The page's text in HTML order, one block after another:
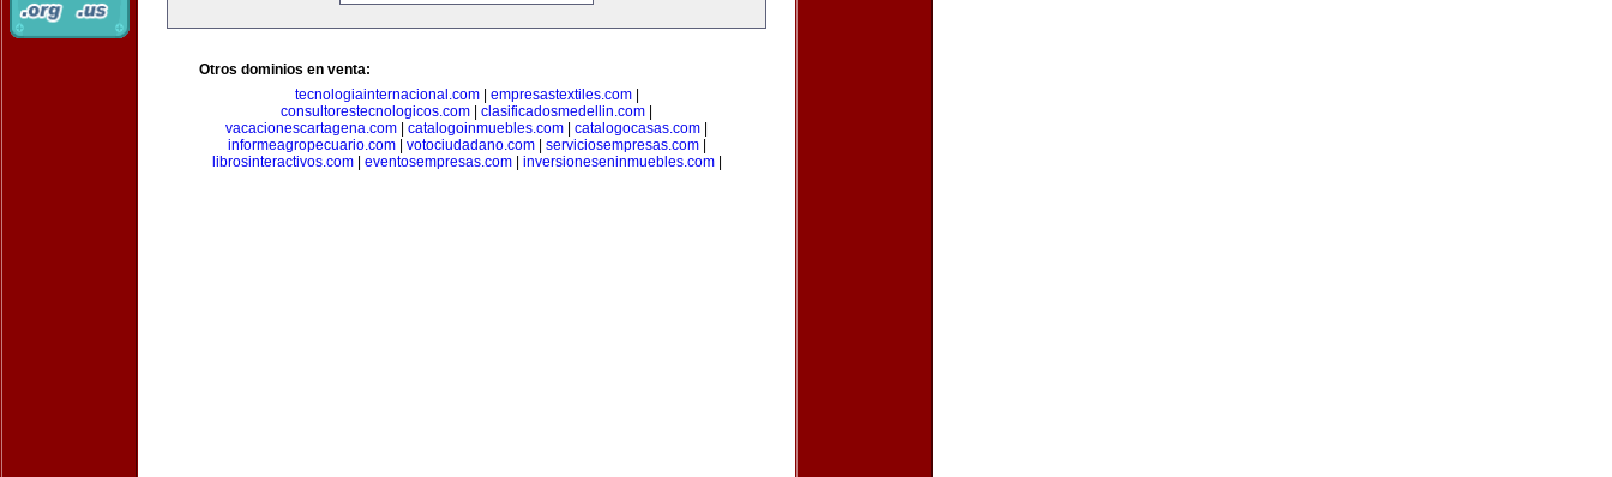
Otros dominios en venta:
tecnologiainternacional.com| empresastextiles.com|
consultorestecnologicos.com
clasificadosmedellin.com
vacacionescartagena.com
catalogoinmuebles.com catalogocasas.com
informeagropecuario.com| votociudadano.com| serviciosempresas.com|
librosinteractivos.com| eventosempresas.com| inversioneseninmuebles.com|